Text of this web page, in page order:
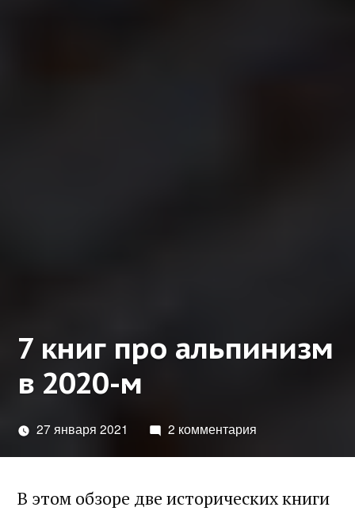
7 книг про альпинизм
в 2020-м
27 января 2021 2 комментария
В этом обзоре две исторических книги